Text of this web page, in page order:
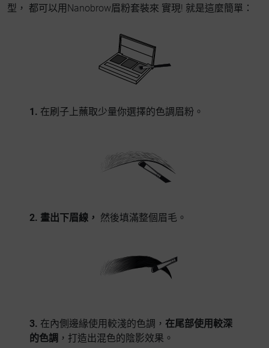
型， 都可以用Nanobrow眉粉套裝來 實現! 就是這麼簡單：
1. 在刷子上蘸取少量你選擇的色調眉粉。
2. 畫出下眉線， 然後填滿整個眉毛。
3. 在內側邊緣使用較淺的色調， 在尾部使用較深
的色調 ，打造出混色的陰影效果。